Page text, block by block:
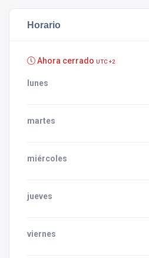
Horario
Ahora cerrado UTC +2
lunes
martes
miércoles
jueves
viernes